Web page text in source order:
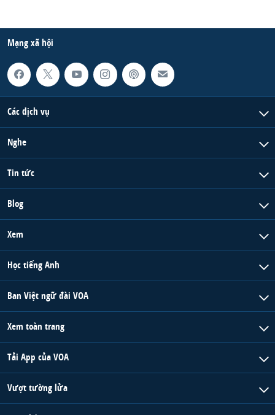
Mạng xã hội
Các dịch vụ
Nghe
Tin tức
Blog
Xem
Học tiếng Anh
Ban Việt ngữ đài VOA
Xem toàn trang
Tải App của VOA
Vượt tường lửa